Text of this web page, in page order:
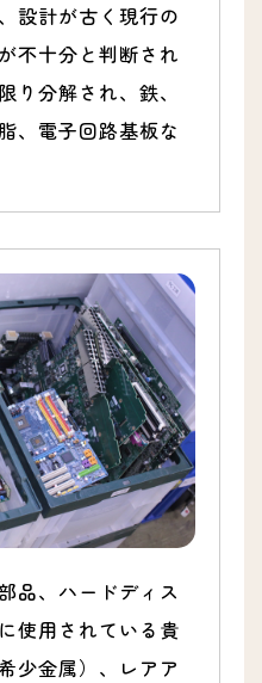
設計が古く現行の
不十分と判断され
り分解され、鉄、
、電子回路基板な
品、ハードディス
使用されている貴
少金属）、レアア